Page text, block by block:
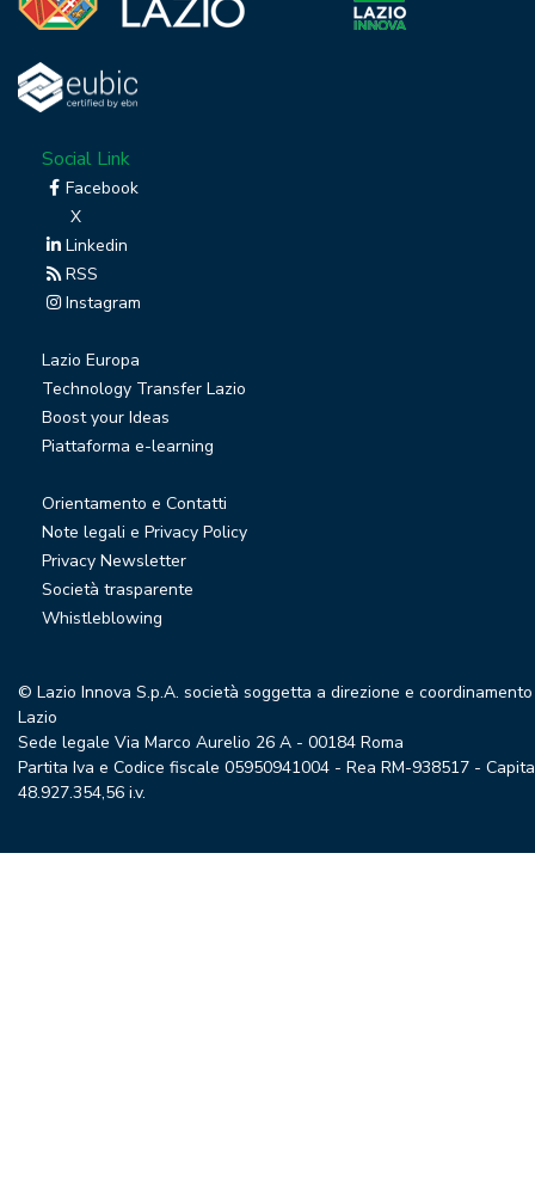
Social Link
Facebook
X
Linkedin
RSS
Instagram
Lazio Europa
Technology Transfer Lazio
Boost your Ideas
Piattaforma e-learning
Orientamento e Contatti
Note legali e Privacy Policy
Privacy Newsletter
Società trasparente
Whistleblowing
© Lazio Innova S.p.A. società soggetta a direzione e
Lazio
Sede legale Via Marco Aurelio 26 A - 00184 Roma
Partita Iva e Codice fiscale 05950941004 - Rea RM-938517 -
48.927.354,56 i.v.